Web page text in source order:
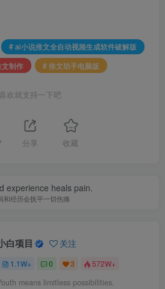
# ai小说推文全自动视频生成软件破解版
文制作 # 推文助手电脑版
喜欢就支持一下吧
分享 收藏
experience heals pain.
和经历会抚平一切伤痛
白项目 关注
1.1W+ 0 3 572W+
means limitless possibilities.